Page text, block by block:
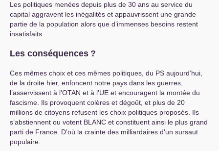
Les politiques menées depuis plus de 30 ans au service du
capital aggravent les inégalités et appauvrissent une grande
partie de la population alors que d’immenses besoins restent
insatisfaits
Les conséquences ?
Ces mêmes choix et ces mêmes politiques, du PS aujourd’hui,
de la droite hier, enfoncent notre pays dans les guerres,
l’asservissent à l’OTAN et à l’UE et encouragent la montée du
fascisme. Ils provoquent colères et dégoût, et plus de 20
millions de citoyens refusent les choix politiques proposés. Ils
s’abstiennent ou votent BLANC et constituent ainsi le plus grand
parti de France. D’où la crainte des milliardaires d’un sursaut
populaire.